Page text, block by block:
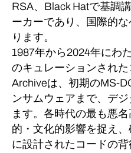
RSA、Black Hatで基調
ーカーであり、国際的
ります。
1987年から2024年にわ
のキュレーションされ
Archiveは、初期のMS-
ンサムウェアまで、デ
ます。各時代の最も悪
的・文化的影響を捉え
に設計されたコードの